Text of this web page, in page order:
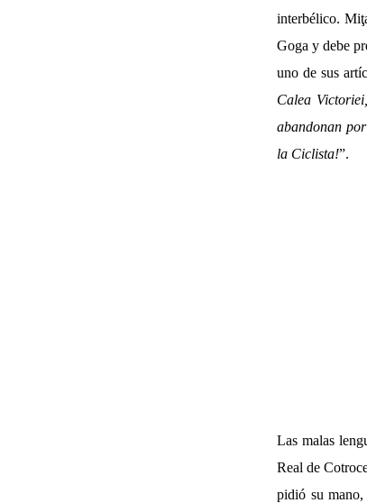
interbélico.
Goga y debe
uno de sus
Calea
abandonan
la Ciclista!”.
Las malas
Real de
pidió su